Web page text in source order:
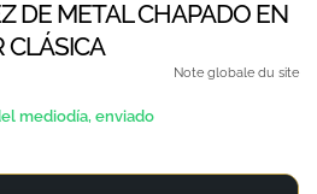
DE METAL CHAPADO EN
CLÁSICA
mediodía, enviado
Note globale du site